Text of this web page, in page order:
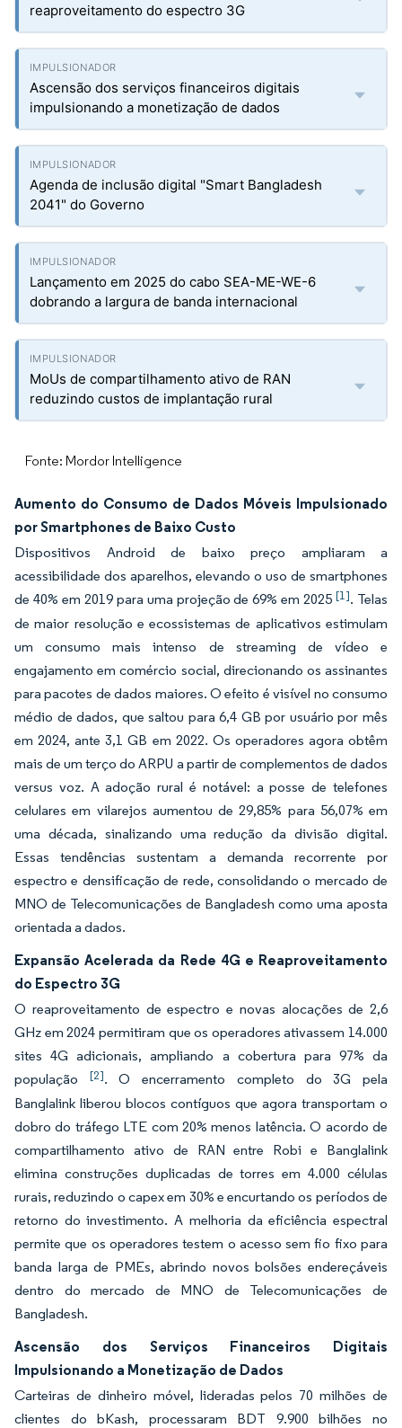
reaproveitamento do espectro 3G
Ascensão dos serviços financeiros digitais
impulsionando a monetização de dados
Agenda de inclusão digital "Smart Bangladesh
2041" do Governo
Lançamento em 2025 do cabo SEA-ME-WE-6
dobrando a largura de banda internacional
MoUs de compartilhamento ativo de RAN
reduzindo custos de implantação rural
Fonte: Mordor Intelligence
Aumento do Consumo de Dados Móveis Impulsionado
por Smartphones de Baixo Custo
Dispositivos Android de baixo preço ampliaram a
acessibilidade dos aparelhos, elevando o uso de smartphones
de 40% em 2019 para uma projeção de 69% em 2025[1]. Telas
de maior resolução e ecossistemas de aplicativos estimulam
um consumo mais intenso de streaming de vídeo e
engajamento em comércio social, direcionando os assinantes
para pacotes de dados maiores. O efeito é visível no consumo
médio de dados, que saltou para 6,4 GB por usuário por mês
em 2024, ante 3,1 GB em 2022. Os operadores agora obtêm
mais de um terço do ARPU a partir de complementos de dados
versus voz. A adoção rural é notável: a posse de telefones
celulares em vilarejos aumentou de 29,85% para 56,07% em
uma década, sinalizando uma redução da divisão digital.
Essas tendências sustentam a demanda recorrente por
espectro e densificação de rede, consolidando o mercado de
MNO de Telecomunicações de Bangladesh como uma aposta
orientada a dados.
Expansão Acelerada da Rede 4G e Reaproveitamento
do Espectro 3G
O reaproveitamento de espectro e novas alocações de 2,6
GHz em 2024 permitiram que os operadores ativassem 14.000
sites 4G adicionais, ampliando a cobertura para 97% da
população [2]. O encerramento completo do 3G pela
Banglalink liberou blocos contíguos que agora transportam o
dobro do tráfego LTE com 20% menos latência. O acordo de
compartilhamento ativo de RAN entre Robi e Banglalink
elimina construções duplicadas de torres em 4.000 células
rurais, reduzindo o capex em 30% e encurtando os períodos de
retorno do investimento. A melhoria da eficiência espectral
permite que os operadores testem o acesso sem fio fixo para
banda larga de PMEs, abrindo novos bolsões endereçáveis
dentro do mercado de MNO de Telecomunicações de
Bangladesh.
Ascensão dos Serviços Financeiros Digitais
Impulsionando a Monetização de Dados
Carteiras de dinheiro móvel, lideradas pelos 70 milhões de
clientes do bKash, processaram BDT 9.900 bilhões no